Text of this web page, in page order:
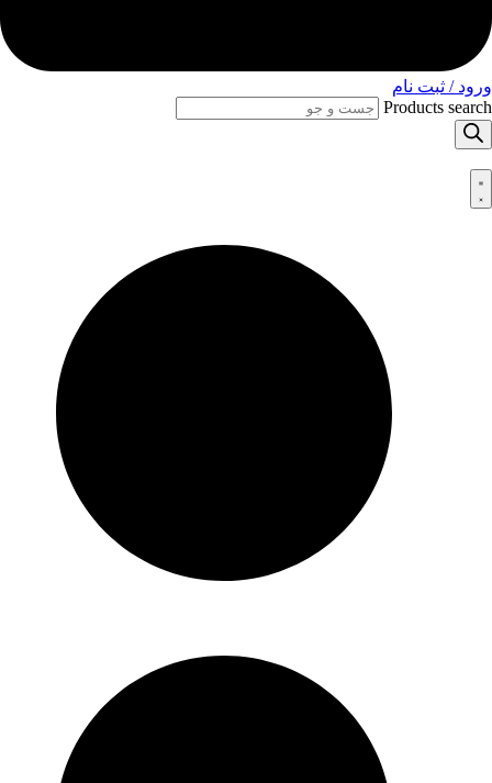
ورود / ثبت نام
Products search